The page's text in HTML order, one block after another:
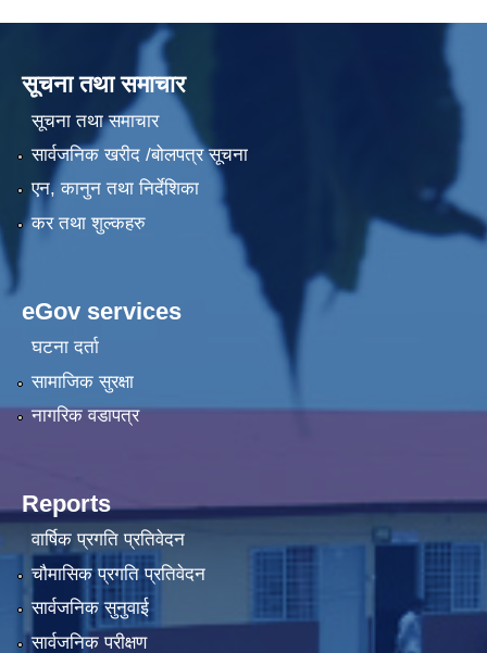
सूचना तथा समाचार
सूचना तथा समाचार
सार्वजनिक खरीद /बोलपत्र सूचना
एन, कानुन तथा निर्देशिका
कर तथा शुल्कहरु
eGov services
घटना दर्ता
सामाजिक सुरक्षा
नागरिक वडापत्र
Reports
वार्षिक प्रगति प्रतिवेदन
चौमासिक प्रगति प्रतिवेदन
सार्वजनिक सुनुवाई
सार्वजनिक परीक्षण